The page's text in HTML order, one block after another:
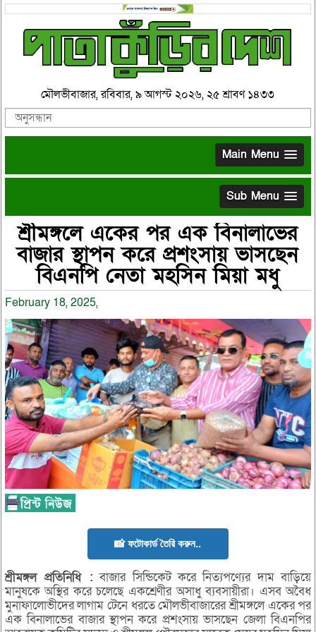
মৌলভীবাজার, রবিবার, ৯ আগস্ট ২০২৬, ২৫ শ্রাবণ ১৪৩৩
Main Menu
Sub Menu
শ্রীমঙ্গলে একের পর এক বিনালাভের
বাজার স্থাপন করে প্রশংসায় ভাসছেন
বিএনপি নেতা মহসিন মিয়া মধু
February 18, 2025,
📸 ফটোকার্ড তৈরি করুন..
শ্রীমঙ্গল প্রতিনিধি : বাজার সিন্ডিকেট করে নিত্যপণ্যের দাম বাড়িয়ে
মানুষকে অস্থির করে চলেছে একশ্রেণীর অসাধু ব্যবসায়ীরা। এসব অবৈধ
মুনাফালোভীদের লাগাম টেনে ধরতে মৌলভীবাজারের শ্রীমঙ্গলে একের পর
এক বিনালাভের বাজার স্থাপন করে প্রশংসায় ভাসছেন জেলা বিএনপির